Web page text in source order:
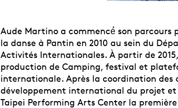
Aude Martino a commencé́ son parcours
la danse à Pantin en 2010 au sein du
Activités Internationales. À partir de
production de Camping, festival et
internationale. Après la coordination
développement international du projet
Taipei Performing Arts Center la